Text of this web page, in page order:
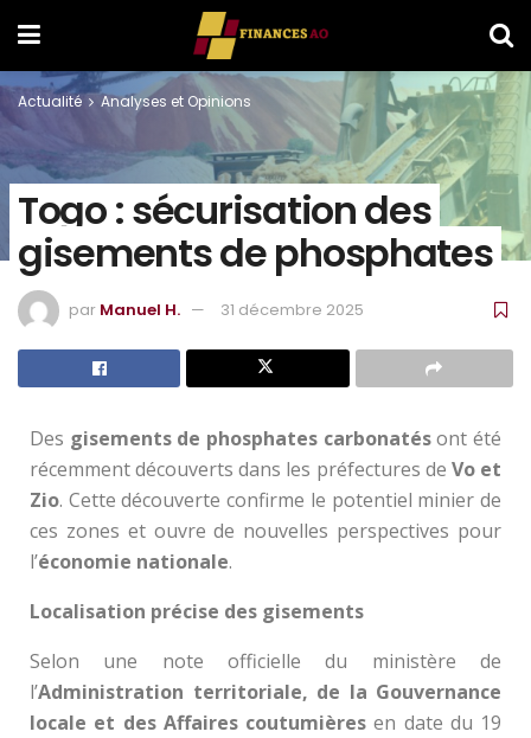
Actualité Analyses et Opinions
Togo : sécurisation des
gisements de phosphates
par Manuel H. 31 décembre 2025
Des gisements de phosphates carbonatésont été
récemment découverts dans les préfectures de Vo et
Zio. Cette découverte confirme le potentiel minier de
ces zones et ouvre de nouvelles perspectives pour
l’économie nationale.
Localisation précise des gisements
Selon une note officielle du ministère de
l’Administration territoriale, de la Gouvernance
locale et des Affaires coutumières en date du 19